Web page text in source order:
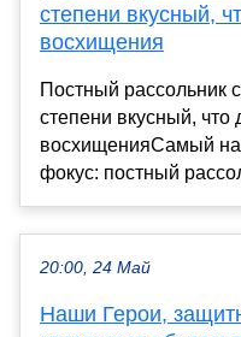
степени вкусный,
восхищения
Постный рассольник
степени вкусный,
восхищенияСамый
фокус: постный
20:00, 24 Май
Наши Герои,